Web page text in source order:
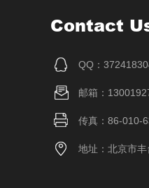
Contact
QQ：
邮箱：
传真：86-010-
地址：北京市